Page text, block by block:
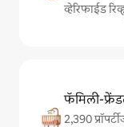
व्हेरिफाईड
फॅमिली-
2,390